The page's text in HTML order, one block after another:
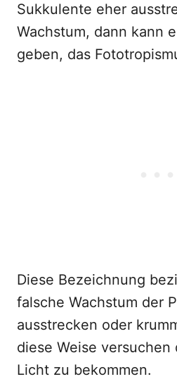
Sukkulente eher
Wachstum, dann kann
geben, das
Diese Bezeichnung
falsche Wachstum der
ausstrecken oder
diese Weise
Licht zu bekommen.